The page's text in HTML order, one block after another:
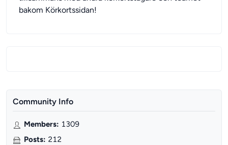
bakom Körkortssidan!
Community Info
Members: 1309
Posts: 212